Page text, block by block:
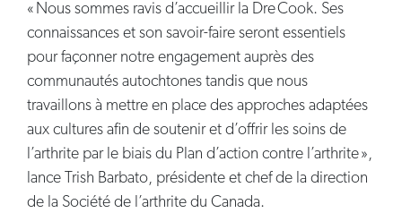
« Nous sommes ravis d’accueillir la Dre Cook. Ses
connaissances et son savoir-faire seront essentiels
pour façonner notre engagement auprès des
communautés autochtones tandis que nous
travaillons à mettre en place des approches adaptées
aux cultures afin de soutenir et d’offrir les soins de
l’arthrite par le biais du Plan d’action contre l’arthrite »,
lance Trish Barbato, présidente et chef de la direction
de la Société de l’arthrite du Canada.